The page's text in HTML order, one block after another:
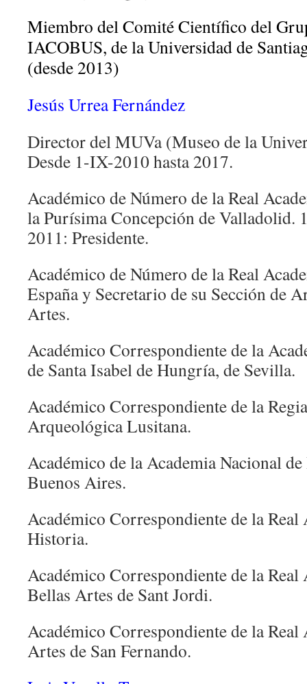
Miembro del Comité Científico del
IACOBUS, de la Universidad de
(desde 2013)
Jesús Urrea Fernández
Director del MUVa (Museo de la
Desde 1-IX-2010 hasta 2017.
Académico de Número de la Real
la Purísima Concepción de Valladolid.
2011: Presidente.
Académico de Número de la Real
España y Secretario de su Sección de
Artes.
Académico Correspondiente de la
de Santa Isabel de Hungría, de Sevilla.
Académico Correspondiente de la
Arqueológica Lusitana.
Académico de la Academia Nacional
Buenos Aires.
Académico Correspondiente de la Real
Historia.
Académico Correspondiente de la Real
Bellas Artes de Sant Jordi.
Académico Correspondiente de la Real
Artes de San Fernando.